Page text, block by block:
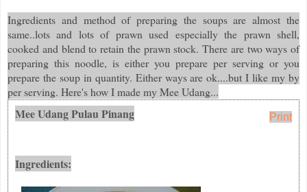
Ingredients and method of preparing the soups are almost the
same..lots and lots of prawn used especially the prawn shell,
cooked and blend to retain the prawn stock. There are two ways of
preparing this noodle, is either you prepare per serving or you
prepare the soup in quantity. Either ways are ok....but I like my by
per serving. Here's how I made my Mee Udang...
Print
Mee Udang Pulau Pinang
Ingredients: